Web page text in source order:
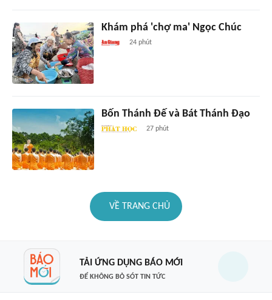
Khám phá 'chợ ma' Ngọc Chúc
24 phút
Bốn Thánh Đế và Bát Thánh Đạo
27 phút
VỀ TRANG CHỦ
TẢI ỨNG DỤNG BÁO MỚI
ĐỂ KHÔNG BỎ SÓT TIN TỨC